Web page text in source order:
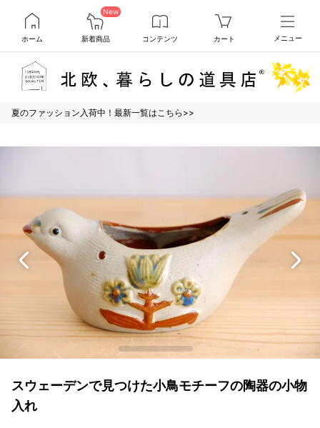
ホーム
New
新着商品 コンテンツ カート メニュー
夏のファッション入荷中！最新一覧はこちら>>
スウェーデンで見つけた小鳥モチーフの陶器の小物
入れ